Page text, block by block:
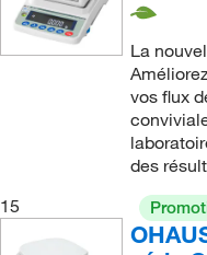
La
vos flux
des
15